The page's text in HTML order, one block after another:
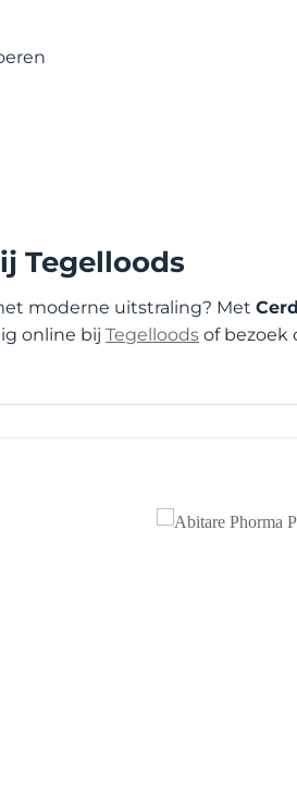
Tegelloods
moderne uitstraling? Met
online bij Tegelloods of bezoek